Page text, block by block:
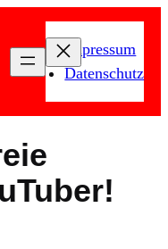
Impressum
Datenschutz